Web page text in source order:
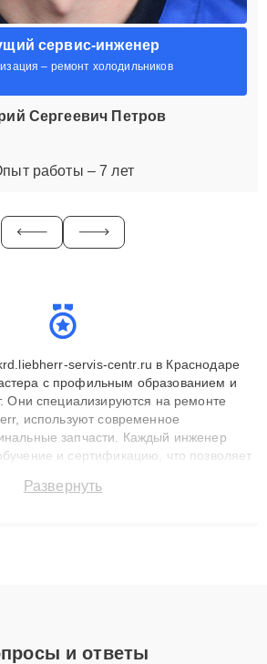
сервис-инженер
– ремонт холодильников
Сергеевич Петров
работы – 7 лет
servis-centr.ru в Краснодаре
с профильным образованием и
Они специализируются на ремонте
используют современное
запчасти. Каждый инженер
и сертификацию, что позволяет
гарантии до 3 лет. Наши мастера
Развернуть
и ответы